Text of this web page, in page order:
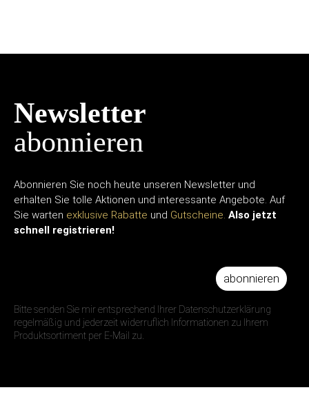
Newsletter
abonnieren
Abonnieren Sie noch heute unseren Newsletter und
erhalten Sie tolle Aktionen und interessante Angebote. Auf
Sie warten exklusive Rabatte und Gutscheine. Also jetzt
schnell registrieren!
abonnieren
Bitte senden Sie mir entsprechend Ihrer Datenschutzerklärung
regelmäßig und jederzeit widerruflich Informationen zu Ihrem
Produktsortiment per E-Mail zu.